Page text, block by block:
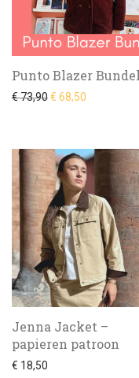
Punto Blazer Bundel
€73,90Oorspronkelijke
€ 68,50 Huidige
Jenna Jacket –
papieren patroon
€ 18,50